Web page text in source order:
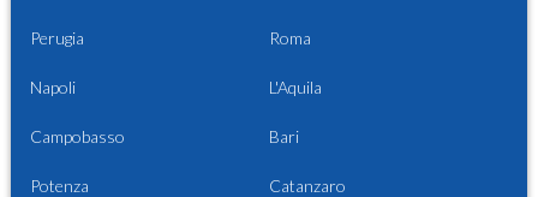
Perugia Roma
Napoli L'Aquila
Campobasso Bari
Potenza Catanzaro